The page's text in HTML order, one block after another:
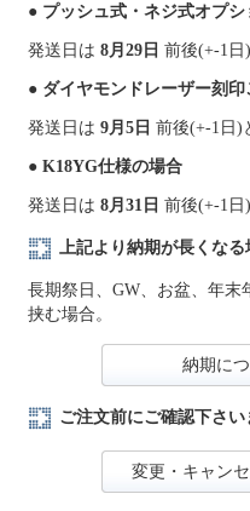
● プッシュ式・ネジ式オプ
発送日は 8月29日 前後(+-1日
● ダイヤモンドレーザー刻
発送日は 9月5日 前後(+-1日)
● K18YG仕様の場合
発送日は 8月31日 前後(+-1日
上記より納期が長くなる
長期祭日、GW、お盆、年
挟む場合。
納期に
ご注文前にご確認下さい
変更・キャン